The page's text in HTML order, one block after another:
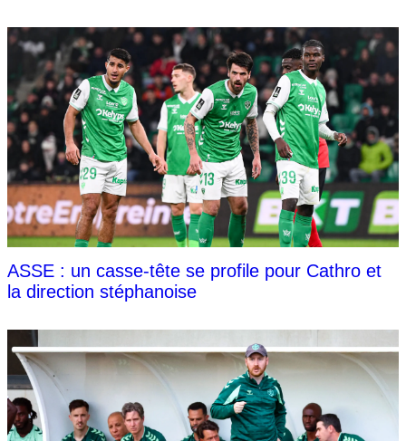
ASSE : un casse-tête se profile pour Cathro et
la direction stéphanoise